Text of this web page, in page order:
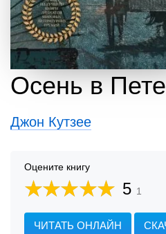
Осень в
Джон Кутзее
Оцените книгу
5 1
ЧИТАТЬ ОНЛАЙН